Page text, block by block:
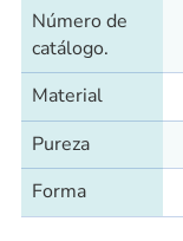
Número de
catálogo.
Material
Pureza
Forma